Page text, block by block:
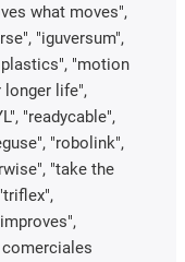
what moves",
"iguversum",
"motion
longer life",
"readycable",
"robolink",
"take the